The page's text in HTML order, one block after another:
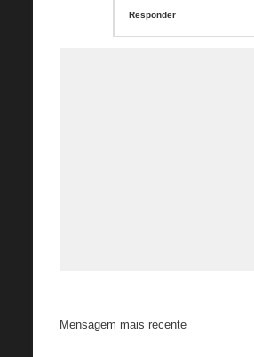
Responder
Mensagem mais recente